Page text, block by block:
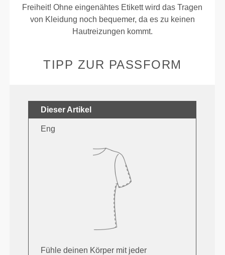
Freiheit! Ohne eingenähtes Etikett wird das Tragen
von Kleidung noch bequemer, da es zu keinen
Hautreizungen kommt.
TIPP ZUR PASSFORM
Dieser Artikel
Eng
Fühle deinen Körper mit jeder